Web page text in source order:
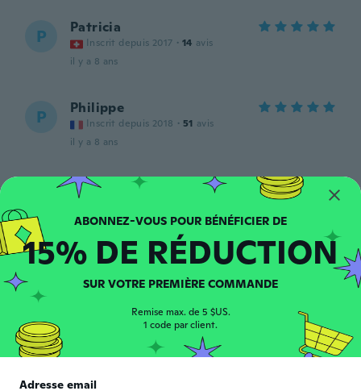
P Patricia
Inscrit depuis 2017 · 14 avis
il y a 8 ans
P Philippe
Inscrit depuis 2018 · 51 avis
il y a 8 ans
Suzy
chargements
Going to use this soon. Can't wait.
il y a 8 ans
M Madlen
Sehr schön, schnelle Lieferung
Maribel
15% DE RÉDUCTION
SUR VOTRE PREMIÈRE COMMANDE
Remise max. de 5 $US.
1 code par client.
Adresse email